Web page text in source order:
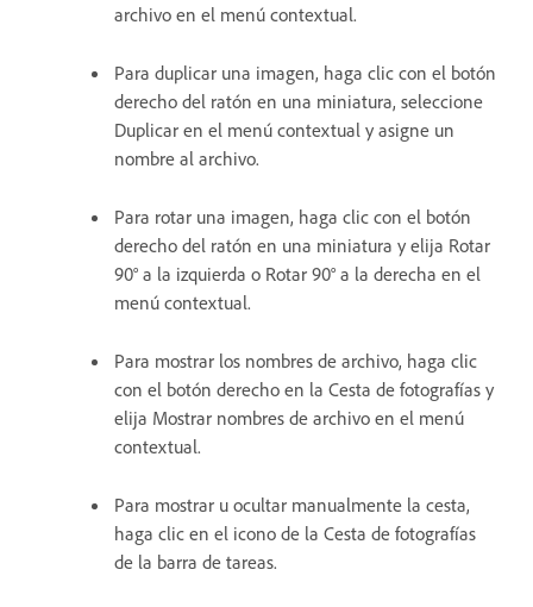
archivo en el menú contextual.
Para duplicar una imagen, haga clic con el botón
derecho del ratón en una miniatura, seleccione
Duplicar en el menú contextual y asigne un
nombre al archivo.
Para rotar una imagen, haga clic con el botón
derecho del ratón en una miniatura y elija Rotar
90° a la izquierda o Rotar 90° a la derecha en el
menú contextual.
Para mostrar los nombres de archivo, haga clic
con el botón derecho en la Cesta de fotografías y
elija Mostrar nombres de archivo en el menú
contextual.
Para mostrar u ocultar manualmente la cesta,
haga clic en el icono de la Cesta de fotografías
de la barra de tareas.